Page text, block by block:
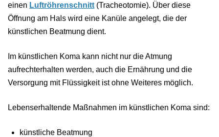
einen Luftröhrenschnitt (Tracheotomie). Über diese
Öffnung am Hals wird eine Kanüle angelegt, die der
künstlichen Beatmung dient.
Im künstlichen Koma kann nicht nur die Atmung
aufrechterhalten werden, auch die Ernährung und die
Versorgung mit Flüssigkeit ist ohne Weiteres möglich.
Lebenserhaltende Maßnahmen im künstlichen Koma sind:
künstliche Beatmung